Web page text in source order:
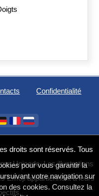
Confidentialité
droits sont réservés. Tous
Unicode. Les illustrations
Emoji appartiennent à leurs
pour vous garantir la
votre navigation sur
des cookies. Consultez la